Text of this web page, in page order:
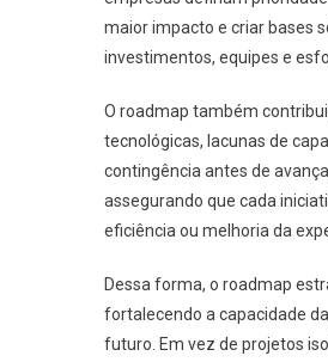
maior impacto e criar bases
investimentos, equipes e
O roadmap também
tecnológicas, lacunas de
contingência antes de
assegurando que cada
eficiência ou melhoria da
Dessa forma, o roadmap
fortalecendo a capacidade
futuro. Em vez de projetos